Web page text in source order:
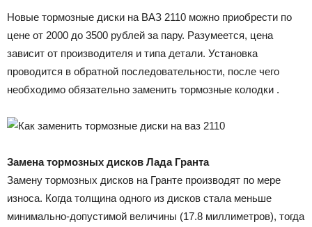
Новые тормозные диски на ВАЗ 2110 можно приобрести по
цене от 2000 до 3500 рублей за пару. Разумеется, цена
зависит от производителя и типа детали. Установка
проводится в обратной последовательности, после чего
необходимо обязательно заменить тормозные колодки .
Замена тормозных дисков Лада Гранта
Замену тормозных дисков на Гранте производят по мере
износа. Когда толщина одного из дисков стала меньше
минимально-допустимой величины (17.8 миллиметров), тогда